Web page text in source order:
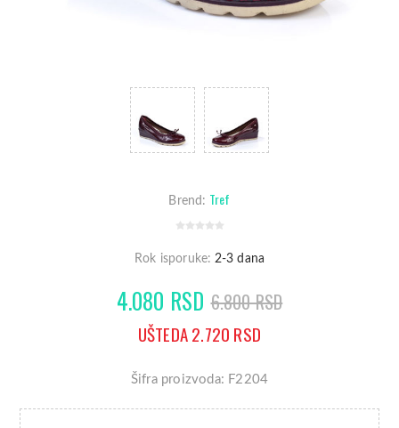
Brend: Tref
Rok isporuke: 2-3 dana
4.080 RSD 6.800 RSD
UŠTEDA 2.720 RSD
Šifra proizvoda: F2204